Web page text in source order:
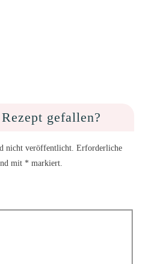
gefallen?
nicht veröffentlicht. Erforderliche
mit * markiert.